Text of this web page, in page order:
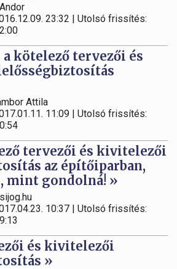
23:32 | Utolsó frissítés:
kötelező tervezői és
Attila
11:09 | Utolsó frissítés:
tervezői és kivitelezői
az építőiparban,
mint gondolná! »
10:37 | Utolsó frissítés:
és kivitelezői
»